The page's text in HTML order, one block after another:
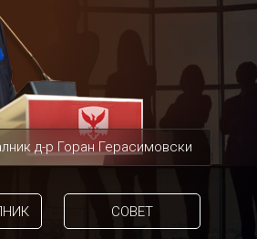
д-р Горан Герасимовски
СОВЕТ